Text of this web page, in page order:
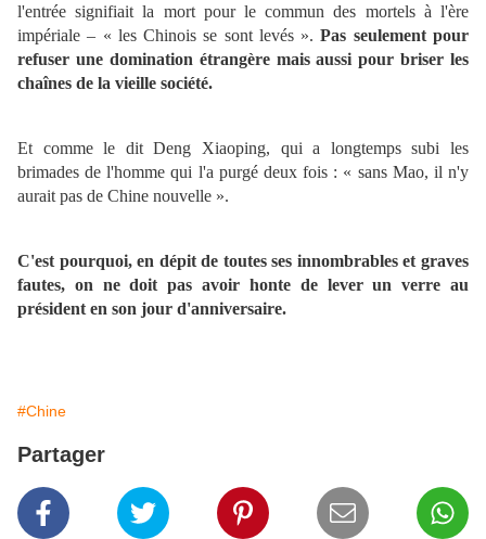
l'entrée signifiait la mort pour le commun des mortels à l'ère
impériale – « les Chinois se sont levés ».Pas seulement pour
refuser une domination étrangère mais aussi pour briser les
chaînes de la vieille société.
Et comme le dit Deng Xiaoping, qui a longtemps subi les
brimades de l'homme qui l'a purgé deux fois : « sans Mao, il n'y
aurait pas de Chine nouvelle ».
C'est pourquoi, en dépit de toutes ses innombrables et graves
fautes, on ne doit pas avoir honte de lever un verre au
président en son jour d'anniversaire.
#Chine
Partager